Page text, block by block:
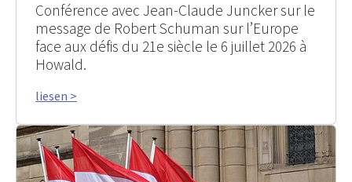
Conférence avec Jean-Claude Juncker sur le
message de Robert Schuman sur l’Europe
face aux défis du 21e siècle le 6 juillet 2026 à
Howald.
liesen >